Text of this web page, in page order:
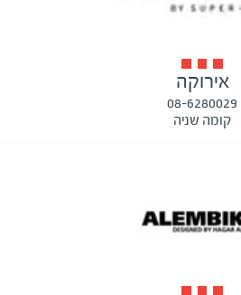
אירוקה
08-6280029
קומה שניה